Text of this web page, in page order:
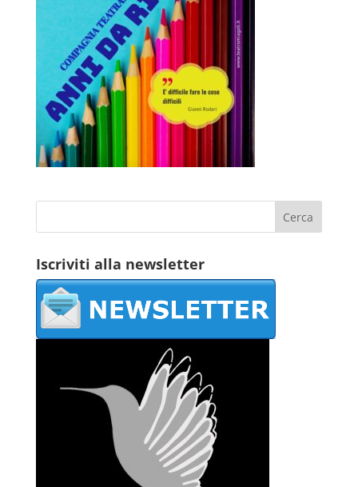
Iscriviti alla newsletter